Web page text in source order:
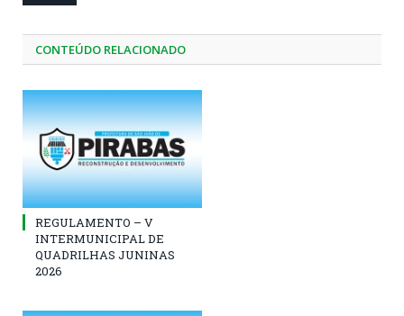
CONTEÚDO RELACIONADO
REGULAMENTO – V
INTERMUNICIPAL DE
QUADRILHAS JUNINAS
2026